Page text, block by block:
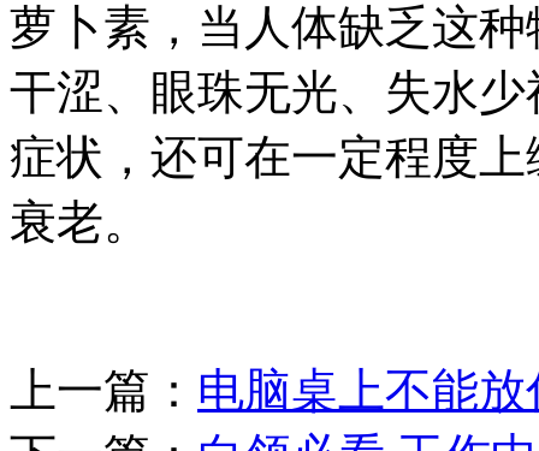
萝卜素，当人体缺乏这
干涩、眼珠无光、失水
症状，还可在一定程度
衰老。
上一篇： 电脑桌上不能放